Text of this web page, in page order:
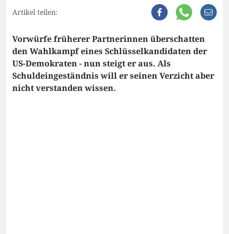
Artikel teilen:
Vorwürfe früherer Partnerinnen überschatten
den Wahlkampf eines Schlüsselkandidaten der
US-Demokraten - nun steigt er aus. Als
Schuldeingeständnis will er seinen Verzicht aber
nicht verstanden wissen.